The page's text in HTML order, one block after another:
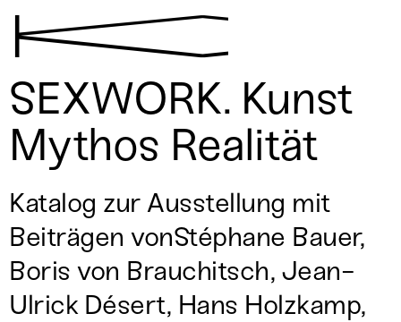
K
SEXWORK. Kunst
Mythos Realität
Katalog zur Ausstellung mit
Beiträgen vonStéphane Bauer,
Boris von Brauchitsch, Jean-
Ulrick Désert, Hans Holzkamp,